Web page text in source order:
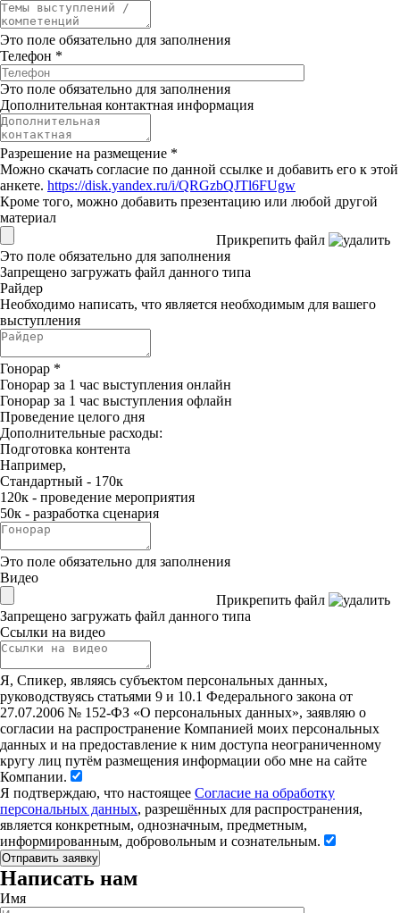
Это поле обязательно для заполнения
Телефон *
Это поле обязательно для заполнения
Дополнительная контактная информация
Разрешение на размещение *
Можно скачать согласие по данной ссылке и добавить его к этой
анкете. https://disk.yandex.ru/i/QRGzbQJTl6FUgw
Кроме того, можно добавить презентацию или любой другой
материал
Прикрепить файл
Это поле обязательно для заполнения
Запрещено загружать файл данного типа
Райдер
Необходимо написать, что является необходимым для вашего
выступления
Гонорар *
Гонорар за 1 час выступления онлайн
Гонорар за 1 час выступления офлайн
Проведение целого дня
Дополнительные расходы:
Подготовка контента
Например,
Стандартный - 170к
120к - проведение мероприятия
50к - разработка сценария
Это поле обязательно для заполнения
Видео
Прикрепить файл
Запрещено загружать файл данного типа
Ссылки на видео
Я, Спикер, являясь субъектом персональных данных,
руководствуясь статьями 9 и 10.1 Федерального закона от
27.07.2006 № 152-ФЗ «О персональных данных», заявляю о
согласии на распространение Компанией моих персональных
данных и на предоставление к ним доступа неограниченному
кругу лиц путём размещения информации обо мне на сайте
Компании.
Я подтверждаю, что настоящее Согласие на обработку
персональных данных, разрешённых для распространения,
является конкретным, однозначным, предметным,
информированным, добровольным и сознательным.
Написать нам
Имя